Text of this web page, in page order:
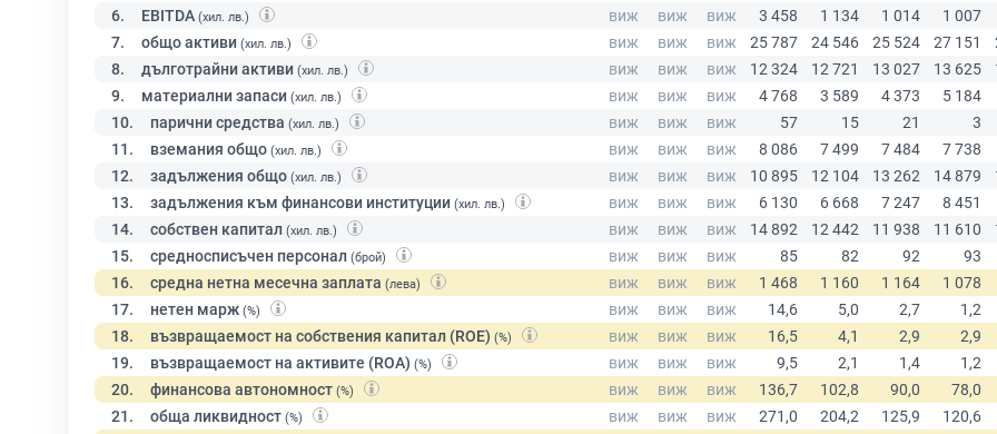
6. EBITDA (хил. лв.)
7. общо активи (хил. лв.)
8. дълготрайни активи (хил. лв.)
9. материални запаси (хил. лв.)
10. парични средства (хил. лв.)
11. вземания общо (хил. лв.)
12. задължения общо (хил. лв.)
13. задължения към финансови институции (хил. лв.)
14. собствен капитал (хил. лв.)
15. средносписъчен персонал (брой)
16. средна нетна месечна заплата (лева)
17. нетен марж (%)
18. възвращаемост на собствения капитал (ROE) (%)
19. възвращаемост на активите (ROA) (%)
20. финансова автономност (%)
21. обща ликвидност (%)